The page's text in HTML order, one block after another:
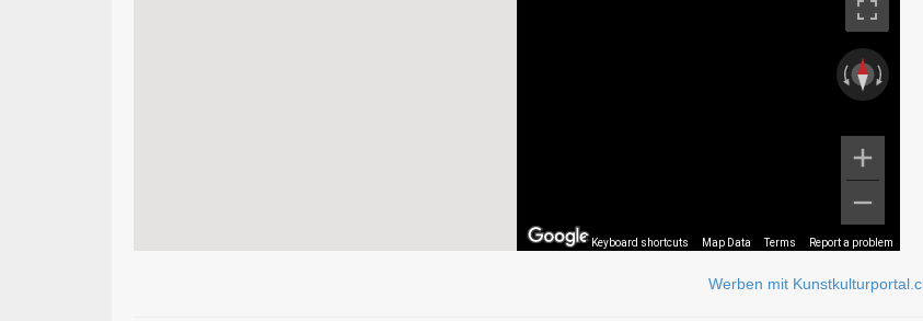
Keyboard shortcuts Map Data Terms Report a problem
Werben mit